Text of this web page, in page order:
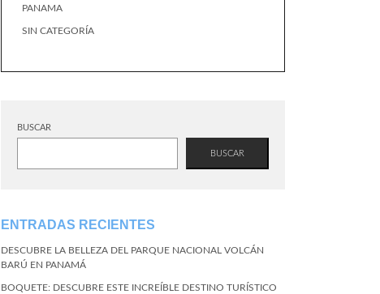
PANAMA
SIN CATEGORÍA
BUSCAR
BUSCAR
ENTRADAS RECIENTES
DESCUBRE LA BELLEZA DEL PARQUE NACIONAL VOLCÁN
BARÚ EN PANAMÁ
BOQUETE: DESCUBRE ESTE INCREÍBLE DESTINO TURÍSTICO